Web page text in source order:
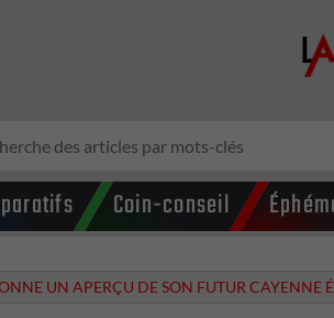
Coin-conseil
UN APERÇU DE SON FUTUR CAYENNE